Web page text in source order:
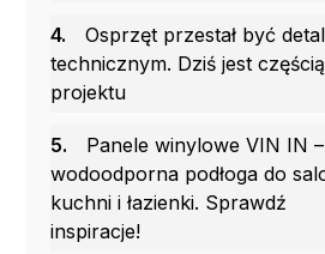
4.
Osprzęt przestał być
technicznym. Dziś jest częścią
projektu
5.
Panele winylowe VIN IN –
wodoodporna podłoga do
kuchni i łazienki. Sprawdź
inspiracje!